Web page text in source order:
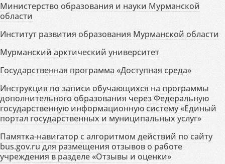
Министерство образования и науки Мурманской
области
Институт развития образования Мурманской области
Мурманский арктический университет
Государственная программа «Доступная среда»
Инструкция по записи обучающихся на программы
дополнительного образования через Федеральную
государственную информационную систему «Единый
портал государственных и муниципальных услуг»
Памятка-навигатор с алгоритмом действий по сайту
bus.gov.ru для размещения отзывов о работе
учреждения в разделе «Отзывы и оценки»